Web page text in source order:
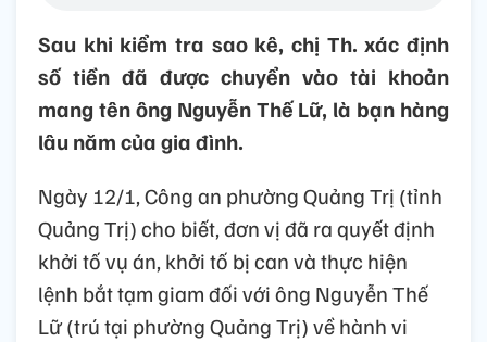
Sau khi kiểm tra sao kê, chị Th. xác định
số tiền đã được chuyển vào tài khoản
mang tên ông Nguyễn Thế Lữ, là bạn hàng
lâu năm của gia đình.
Ngày 12/1, Công an phường Quảng Trị (tỉnh
Quảng Trị) cho biết, đơn vị đã ra quyết định
khởi tố vụ án, khởi tố bị can và thực hiện
lệnh bắt tạm giam đối với ông Nguyễn Thế
Lữ (trú tại phường Quảng Trị) về hành vi